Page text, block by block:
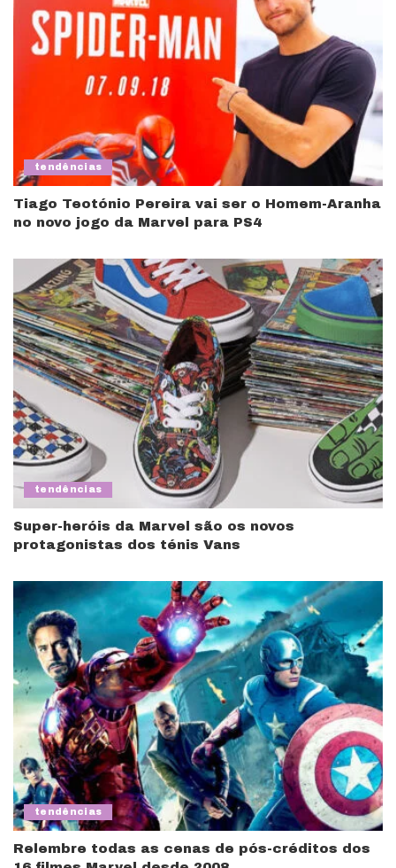
tendências
Tiago Teotónio Pereira vai ser o Homem-Aranha
no novo jogo da Marvel para PS4
tendências
Super-heróis da Marvel são os novos
protagonistas dos ténis Vans
tendências
Relembre todas as cenas de pós-créditos dos